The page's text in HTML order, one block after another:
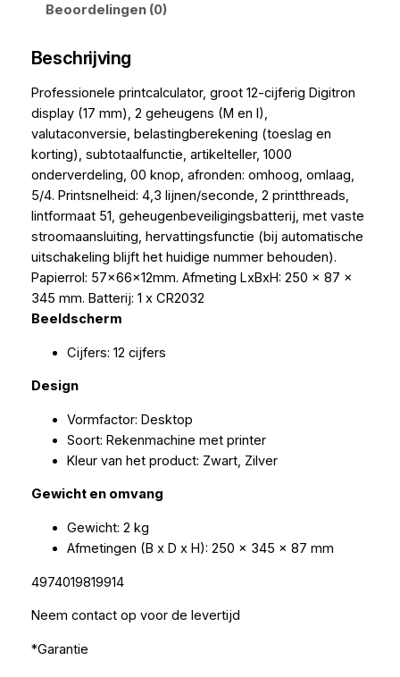
Beoordelingen (0)
Beschrijving
Professionele printcalculator, groot 12-cijferig Digitron
display (17 mm), 2 geheugens (M en I),
valutaconversie, belastingberekening (toeslag en
korting), subtotaalfunctie, artikelteller, 1000
onderverdeling, 00 knop, afronden: omhoog, omlaag,
5/4. Printsnelheid: 4,3 lijnen/seconde, 2 printthreads,
lintformaat 51, geheugenbeveiligingsbatterij, met vaste
stroomaansluiting, hervattingsfunctie (bij automatische
uitschakeling blijft het huidige nummer behouden).
Papierrol: 57x66x12mm. Afmeting LxBxH: 250 x 87 x
345 mm. Batterij: 1 x CR2032
Beeldscherm
Cijfers: 12 cijfers
Design
Vormfactor: Desktop
Soort: Rekenmachine met printer
Kleur van het product: Zwart, Zilver
Gewicht en omvang
Gewicht: 2 kg
Afmetingen (B x D x H): 250 x 345 x 87 mm
4974019819914
Neem contact op voor de levertijd
*Garantie